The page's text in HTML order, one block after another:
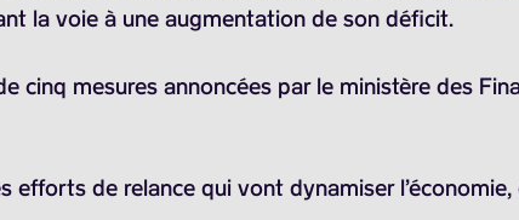
la voie à une augmentation de son déficit.
cinq mesures annoncées par le ministère des
de relance qui vont dynamiser l’économie,